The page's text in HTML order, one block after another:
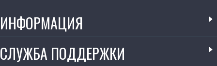
ИНФОРМАЦИЯ
СЛУЖБА ПОДДЕРЖКИ